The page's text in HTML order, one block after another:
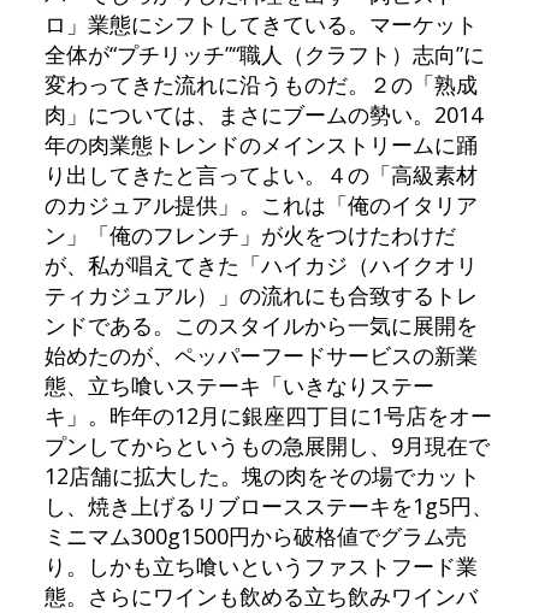
ロ」業態にシフトしてきている。マーケット
全体が“プチリッチ”“職人（クラフト）志向”に
変わってきた流れに沿うものだ。２の「熟成
肉」については、まさにブームの勢い。2014
年の肉業態トレンドのメインストリームに踊
り出してきたと言ってよい。４の「高級素材
のカジュアル提供」。これは「俺のイタリア
ン」「俺のフレンチ」が火をつけたわけだ
が、私が唱えてきた「ハイカジ（ハイクオリ
ティカジュアル）」の流れにも合致するトレ
ンドである。このスタイルから一気に展開を
始めたのが、ペッパーフードサービスの新業
態、立ち喰いステーキ「いきなりステー
キ」。昨年の12月に銀座四丁目に1号店をオー
プンしてからというもの急展開し、9月現在で
12店舗に拡大した。塊の肉をその場でカット
し、焼き上げるリブロースステーキを1g5円、
ミニマム300g1500円から破格値でグラム売
り。しかも立ち喰いというファストフード業
態。さらにワインも飲める立ち飲みワインバ